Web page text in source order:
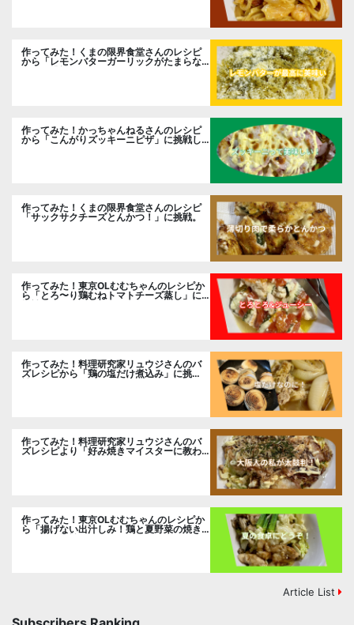
作ってみた！くまの限界食堂さんのレシピ
から「レモンバターガーリックがたまらな
作ってみた！かっちゃんねるさんのレシピ
から「こんがりズッキーニピザ」に挑戦し
作ってみた！くまの限界食堂さんのレシピ
「サックサクチーズとんかつ！」に挑戦。
作ってみた！東京OLむむちゃんのレシピか
ら「とろ〜り鶏むねトマトチーズ蒸し」に
作ってみた！料理研究家リュウジさんのバ
ズレシピから「鶏の塩だけ煮込み」に挑
戦。
作ってみた！料理研究家リュウジさんのバ
ズレシピより「好み焼きマイスターに教わ
作ってみた！東京OLむむちゃんのレシピか
ら「揚げない出汁しみ！鶏と夏野菜の焼き
Article List